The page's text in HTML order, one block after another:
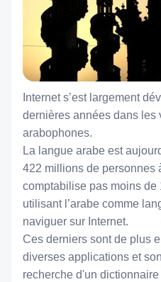
Internet s’est largement
dernières années dans les
arabophones.
La langue arabe est
422 millions de personnes
comptabilise pas moins de
utilisant l’arabe comme
naviguer sur Internet.
Ces derniers sont de plus
diverses applications et
recherche d'un